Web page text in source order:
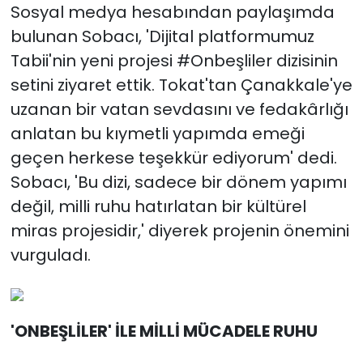
Sosyal medya hesabından paylaşımda
bulunan Sobacı, 'Dijital platformumuz
Tabii'nin yeni projesi #Onbeşliler dizisinin
setini ziyaret ettik. Tokat'tan Çanakkale'ye
uzanan bir vatan sevdasını ve fedakârlığı
anlatan bu kıymetli yapımda emeği
geçen herkese teşekkür ediyorum' dedi.
Sobacı, 'Bu dizi, sadece bir dönem yapımı
değil, milli ruhu hatırlatan bir kültürel
miras projesidir,' diyerek projenin önemini
vurguladı.
'ONBEŞLİLER' İLE MİLLİ MÜCADELE RUHU